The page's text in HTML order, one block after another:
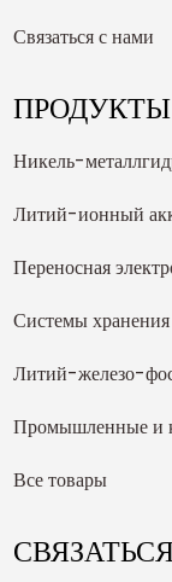
Связаться с нами
ПРОДУКТЫ
Никель-
Литий-ионный
Переносная
Системы
Литий-железо-
Промышленные и
Все товары